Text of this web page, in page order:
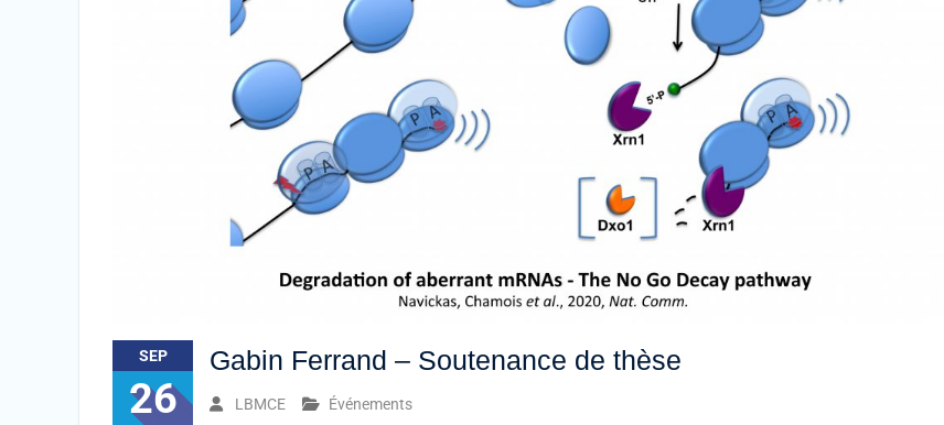
SEP
26
Gabin Ferrand – Soutenance de thèse
LBMCE Événements